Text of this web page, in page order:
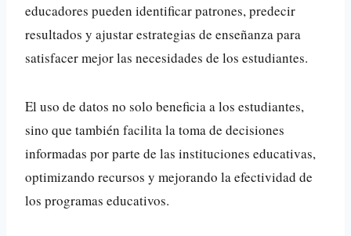
educadores pueden identificar patrones, predecir
resultados y ajustar estrategias de enseñanza para
satisfacer mejor las necesidades de los estudiantes.
El uso de datos no solo beneficia a los estudiantes,
sino que también facilita la toma de decisiones
informadas por parte de las instituciones educativas,
optimizando recursos y mejorando la efectividad de
los programas educativos.